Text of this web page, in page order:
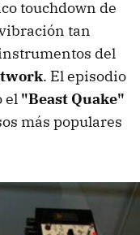
touchdown de
tan
del
. El episodio
el "Beast Quake"
más populares